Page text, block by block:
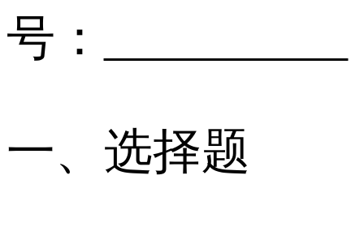
号：__________
一、选择题